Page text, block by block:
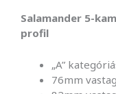
Salamander 5-
profil
„A”
76mm